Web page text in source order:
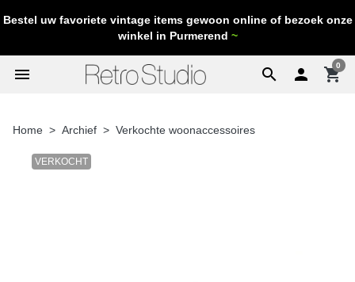
Bestel uw favoriete vintage items gewoon online of bezoek onze
winkel in Purmerend ~
search
menu  shopping_cart
0
Home Archief Verkochte woonaccessoires
VERKOCHT